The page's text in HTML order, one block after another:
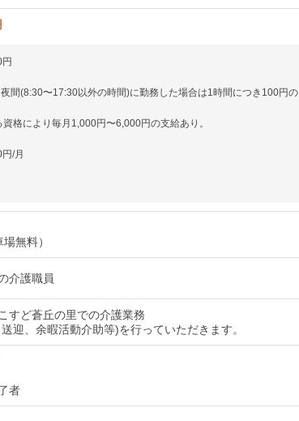
夜間(8:30〜17:30以外の時間)に勤務した場合は1時間につき100円の
資格により毎月1,000円〜6,000円の支給あり。
/月
無料）
介護職員
すど蒼丘の里での介護業務
迎、余暇活動介助等)を行っていただきます。
者